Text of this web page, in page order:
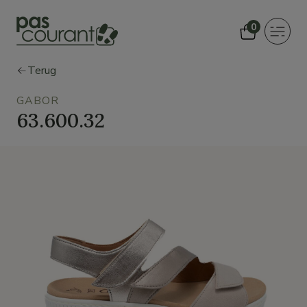
0
Toggle
Terug
GABOR
63.600.32